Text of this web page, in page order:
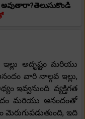
అదృష్టం మరియు
వారి నాల్గవ ఇల్లు,
ఇవ్వనుంది. వ్యక్తిగత
మరియు ఆనందంతో
మెరుగుపడుతుంది, ఇది